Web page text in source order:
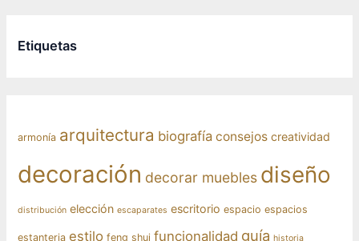
Etiquetas
armonía arquitectura biografía consejos creatividad
decoración decorar muebles diseño
distribución elección escaparates escritorio espacio espacios
estanteria estilo feng shui funcionalidad guía historia